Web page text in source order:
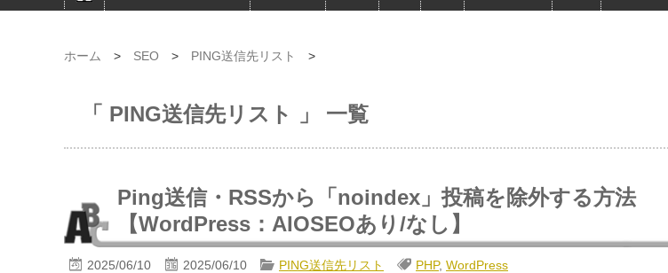
ホーム > SEO > PING送信先リスト >
「 PING送信先リスト 」 一覧
Ping送信・RSSから「noindex」投稿を除外する方法
【WordPress：AIOSEOあり/なし】
2025/06/10 2025/06/10 PING送信先リスト PHP, WordPress